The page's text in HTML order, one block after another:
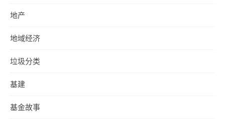
地产
地域经济
垃圾分类
基建
基金故事